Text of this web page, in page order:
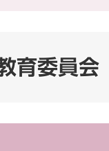
育委員